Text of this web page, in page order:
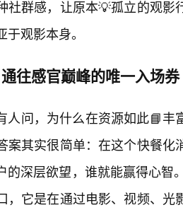
社群感，让原本💡孤立的观
于观影本身。
往感官巅峰的唯一入场券
人问，为什么在资源如此📘
案其实很简单：在这个快餐
的深层欲望，谁就能赢得心智
，它是在通过电影、视频、